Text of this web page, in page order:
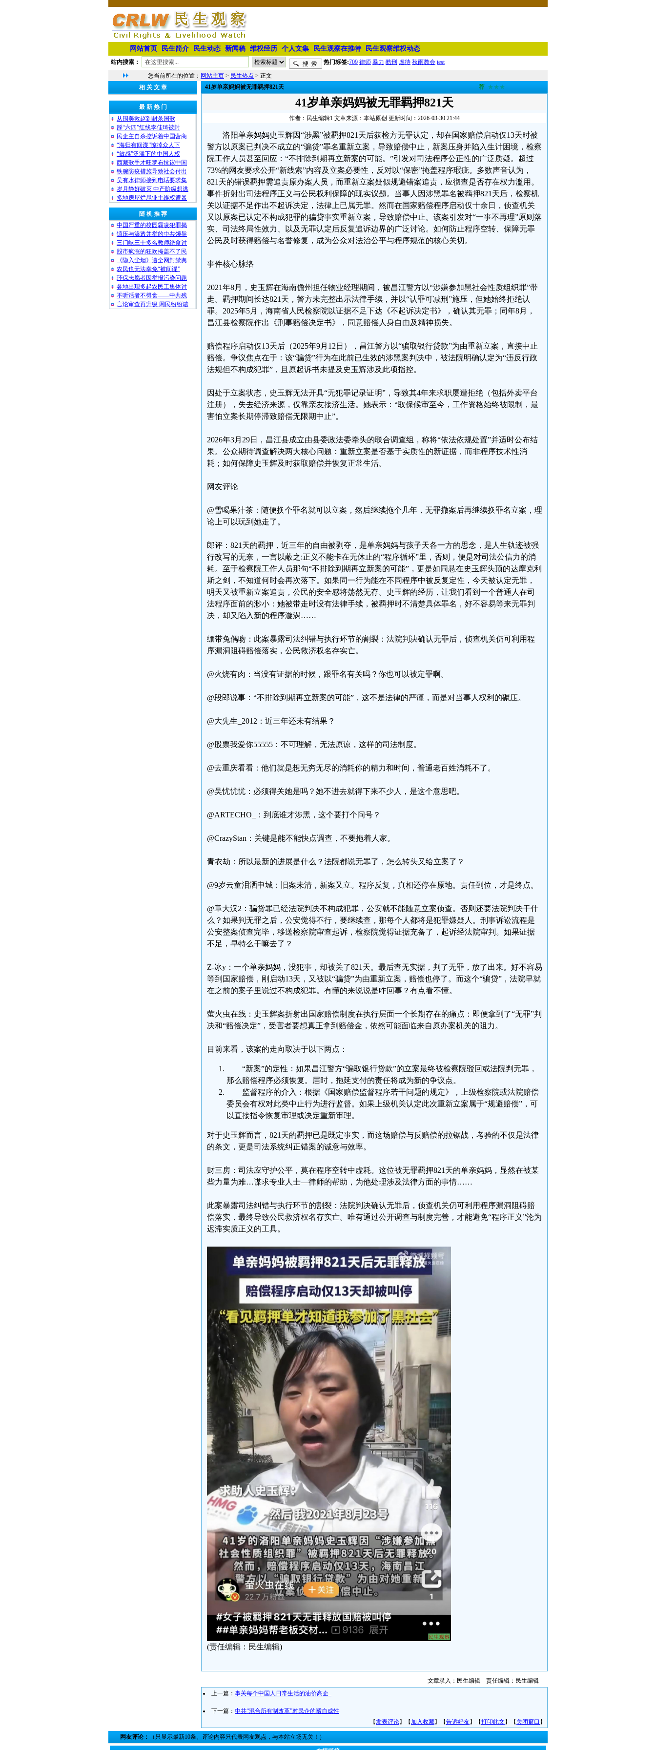
网站首页 民生简介 民生动态 新闻稿 维权经历 个人文集 民生观察在推特 民生观察维权动态
站内搜索： 热门标签:709 律师 暴力 酷刑 虐待 秋雨教会 test
您当前所在的位置： 网站主页 > 民生热点 > 正文
相 关 文 章
最 新 热 门
从围美救赵到封杀国歌
踩“六四”红线李佳琦被封
民企主自杀控诉着中国营商
“海归有间谍”惊掉众人下
“敏感”泛滥下的中国人权
西藏歌手才旺罗布抗议中国
铁腕防疫措施导致社会付出
吴有水律师接到电话要求集
岁月静好破灭 中产阶级想逃
多地房屋烂尾业主维权遭暴
随 机 推 荐
中国严重的校园霸凌犯罪揭
镇压与渗透并举的中共领导
三门峡三十多名教师绝食讨
股市疯涨的狂欢掩盖不了民
《隐入尘烟》遭全网封禁舆
农民也无法幸免“被间谍”
环保志愿者因举报污染问题
各地出现多起农民工集体讨
不听话者不得食——中共残
言论审查再升级 网民纷纷谴
41岁单亲妈妈被无罪羁押821天 荐 ★★★
41岁单亲妈妈被无罪羁押821天
作者：民生编辑1 文章来源：本站原创 更新时间：2026-03-30 21:44
洛阳单亲妈妈史玉辉因“涉黑”被羁押821天后获检方无罪认定，却在国家赔偿启动仅13天时被
警方以原案已判决不成立的“骗贷”罪名重新立案，导致赔偿中止，新案压身并陷入生计困境，检察
院工作人员甚至回应：“不排除到期再立新案的可能。”引发对司法程序公正性的广泛质疑。超过
73%的网友要求公开“新线索”内容及立案必要性，反对以“保密”掩盖程序瑕疵。多数声音认为，
821天的错误羁押需追责原办案人员，而重新立案疑似规避错案追责，应彻查是否存在权力滥用。
事件折射出司法程序正义与公民权利保障的现实议题。当事人因涉黑罪名被羁押821天后，检察机
关以证据不足作出不起诉决定，法律上已属无罪。然而在国家赔偿程序启动仅十余日，侦查机关
又以原案已认定不构成犯罪的骗贷事实重新立案，导致赔偿中止。该案引发对“一事不再理”原则落
实、司法终局性效力、以及无罪认定后反复追诉边界的广泛讨论。如何防止程序空转、保障无罪
公民及时获得赔偿与名誉修复，成为公众对法治公平与程序规范的核心关切。
事件核心脉络
2021年8月，史玉辉在海南儋州担任物业经理期间，被昌江警方以“涉嫌参加黑社会性质组织罪”带
走。羁押期间长达821天，警方未完整出示法律手续，并以“认罪可减刑”施压，但她始终拒绝认
罪。2025年5月，海南省人民检察院以证据不足下达《不起诉决定书》，确认其无罪；同年8月，
昌江县检察院作出《刑事赔偿决定书》，同意赔偿人身自由及精神损失。
赔偿程序启动仅13天后（2025年9月12日），昌江警方以“骗取银行贷款”为由重新立案，直接中止
赔偿。争议焦点在于：该“骗贷”行为在此前已生效的涉黑案判决中，被法院明确认定为“违反行政
法规但不构成犯罪”，且原起诉书未提及史玉辉涉及此项指控。
因处于立案状态，史玉辉无法开具“无犯罪记录证明”，导致其4年来求职屡遭拒绝（包括外卖平台
注册），失去经济来源，仅靠亲友接济生活。她表示：“取保候审至今，工作资格始终被限制，最
害怕立案长期停滞致赔偿无限期中止”。
2026年3月29日，昌江县成立由县委政法委牵头的联合调查组，称将“依法依规处置”并适时公布结
果。公众期待调查解决两大核心问题：重新立案是否基于实质性的新证据，而非程序技术性消
耗；如何保障史玉辉及时获取赔偿并恢复正常生活。
网友评论
@雪喝果汁茶：随便换个罪名就可以立案，然后继续拖个几年，无罪撤案后再继续换罪名立案，理
论上可以玩到她走了。
郎评：821天的羁押，近三年的自由被剥夺，是单亲妈妈与孩子天各一方的思念，是人生轨迹被强
行改写的无奈，一言以蔽之:正义不能卡在无休止的“程序循环”里，否则，便是对司法公信力的消
耗。至于检察院工作人员那句“不排除到期再立新案的可能”，更是如同悬在史玉辉头顶的达摩克利
斯之剑，不知道何时会再次落下。如果同一行为能在不同程序中被反复定性，今天被认定无罪，
明天又被重新立案追责，公民的安全感将荡然无存。史玉辉的经历，让我们看到一个普通人在司
法程序面前的渺小：她被带走时没有法律手续，被羁押时不清楚具体罪名，好不容易等来无罪判
决，却又陷入新的程序漩涡……
绷带兔偶吻：此案暴露司法纠错与执行环节的割裂：法院判决确认无罪后，侦查机关仍可利用程
序漏洞阻碍赔偿落实，公民救济权名存实亡。
@火烧有肉：当没有证据的时候，跟罪名有关吗？你也可以被定罪啊。
@段郎说事：“不排除到期再立新案的可能”，这不是法律的严谨，而是对当事人权利的碾压。
@大先生_2012：近三年还未有结果？
@股票我爱你55555：不可理解，无法原谅，这样的司法制度。
@去重庆看看：他们就是想无穷无尽的消耗你的精力和时间，普通老百姓消耗不了。
@吴忧忧忧：必须得关她是吗？她不进去就得下来不少人，是这个意思吧。
@ARTECHO_：到底谁才涉黑，这个要打个问号？
@CrazyStan：关键是能不能快点调查，不要拖着人家。
青衣劫：所以最新的进展是什么？法院都说无罪了，怎么转头又给立案了？
@9岁云童泪洒申城：旧案未清，新案又立。程序反复，真相还停在原地。责任到位，才是终点。
@章大汉2：骗贷罪已经法院判决不构成犯罪，公安就不能随意立案侦查。否则还要法院判决干什
么？如果判无罪之后，公安觉得不行，要继续查，那每个人都将是犯罪嫌疑人。刑事诉讼流程是
公安整案侦查完毕，移送检察院审查起诉，检察院觉得证据充备了，起诉经法院审判。如果证据
不足，早特么干嘛去了？
Z-冰y：一个单亲妈妈，没犯事，却被关了821天。最后查无实据，判了无罪，放了出来。好不容易
等到国家赔偿，刚启动13天，又被以“骗贷”为由重新立案，赔偿也停了。而这个“骗贷”，法院早就
在之前的案子里说过不构成犯罪。有懂的来说说是咋回事？有点看不懂。
萤火虫在线：史玉辉案折射出国家赔偿制度在执行层面一个长期存在的痛点：即便拿到了“无罪”判
决和“赔偿决定”，受害者要想真正拿到赔偿金，依然可能面临来自原办案机关的阻力。
目前来看，该案的走向取决于以下两点：
“新案”的定性：如果昌江警方“骗取银行贷款”的立案最终被检察院驳回或法院判无罪，
那么赔偿程序必须恢复。届时，拖延支付的责任将成为新的争议点。
监督程序的介入：根据《国家赔偿监督程序若干问题的规定》，上级检察院或法院赔偿
委员会有权对此类中止行为进行监督。如果上级机关认定此次重新立案属于“规避赔偿”，可
以直接指令恢复审理或决定重新审理。
对于史玉辉而言，821天的羁押已是既定事实，而这场赔偿与反赔偿的拉锯战，考验的不仅是法律
的条文，更是司法系统纠正错案的诚意与效率。
财三房：司法应守护公平，莫在程序空转中虚耗。这位被无罪羁押821天的单亲妈妈，显然在被某
些力量为难…谋求专业人士—律师的帮助，为他处理涉及法律方面的事情……
此案暴露司法纠错与执行环节的割裂：法院判决确认无罪后，侦查机关仍可利用程序漏洞阻碍赔
偿落实，最终导致公民救济权名存实亡。唯有通过公开调查与制度完善，才能避免“程序正义”沦为
迟滞实质正义的工具。
(责任编辑：民生编辑)
文章录入：民生编辑 责任编辑：民生编辑
上一篇： 事关每个中国人日常生活的油价高企
下一篇： 中共“混合所有制改革”对民企的嗜血成性
【发表评论】【加入收藏】【告诉好友】【打印此文 】【 关闭窗口 】
网友评论： （只显示最新10条。评论内容只代表网友观点，与本站立场无关！）